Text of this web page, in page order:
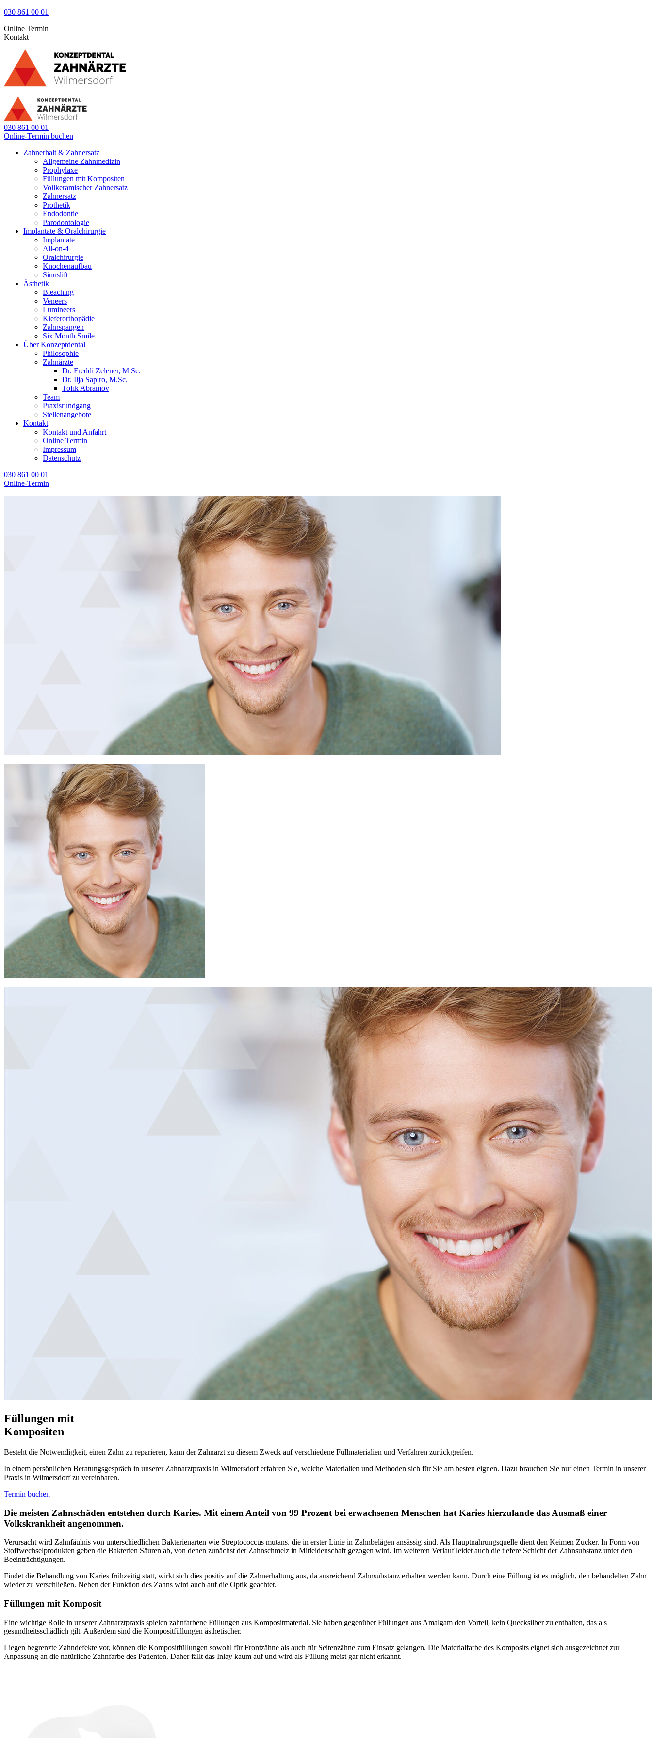
030 861 00 01
Online Termin
Kontakt
030 861 00 01
Online-Termin buchen
Zahnerhalt & Zahnersatz
Allgemeine Zahnmedizin
Prophylaxe
Füllungen mit Kompositen
Vollkeramischer Zahnersatz
Zahnersatz
Prothetik
Endodontie
Parodontologie
Implantate & Oralchirurgie
Implantate
All-on-4
Oralchirurgie
Knochenaufbau
Sinuslift
Ästhetik
Bleaching
Veneers
Lumineers
Kieferorthopädie
Zahnspangen
Six Month Smile
Über Konzeptdental
Philosophie
Zahnärzte
Dr. Freddi Zelener, M.Sc.
Dr. Ilja Sapiro, M.Sc.
Tofik Abramov
Team
Praxisrundgang
Stellenangebote
Kontakt
Kontakt und Anfahrt
Online Termin
Impressum
Datenschutz
030 861 00 01
Online-Termin
Füllungen mit
Kompositen
Besteht die Notwendigkeit, einen Zahn zu reparieren, kann der Zahnarzt zu diesem Zweck auf verschiedene Füllmaterialien und Verfahren zurückgreifen.
In einem persönlichen Beratungsgespräch in unserer Zahnarztpraxis in Wilmersdorf erfahren Sie, welche Materialien und Methoden sich für Sie am besten eignen. Dazu brauchen Sie nur einen Termin in unserer
Praxis in Wilmersdorf zu vereinbaren.
Termin buchen
Die meisten Zahnschäden entstehen durch Karies. Mit einem Anteil von 99 Prozent bei erwachsenen Menschen hat Karies hierzulande das Ausmaß einer
Volkskrankheit angenommen.
Verursacht wird Zahnfäulnis von unterschiedlichen Bakterienarten wie Streptococcus mutans, die in erster Linie in Zahnbelägen ansässig sind. Als Hauptnahrungsquelle dient den Keimen Zucker. In Form von
Stoffwechselprodukten geben die Bakterien Säuren ab, von denen zunächst der Zahnschmelz in Mitleidenschaft gezogen wird. Im weiteren Verlauf leidet auch die tiefere Schicht der Zahnsubstanz unter den
Beeinträchtigungen.
Findet die Behandlung von Karies frühzeitig statt, wirkt sich dies positiv auf die Zahnerhaltung aus, da ausreichend Zahnsubstanz erhalten werden kann. Durch eine Füllung ist es möglich, den behandelten Zahn
wieder zu verschließen. Neben der Funktion des Zahns wird auch auf die Optik geachtet.
Füllungen mit Komposit
Eine wichtige Rolle in unserer Zahnarztpraxis spielen zahnfarbene Füllungen aus Kompositmaterial. Sie haben gegenüber Füllungen aus Amalgam den Vorteil, kein Quecksilber zu enthalten, das als
gesundheitsschädlich gilt. Außerdem sind die Kompositfüllungen ästhetischer.
Liegen begrenzte Zahndefekte vor, können die Kompositfüllungen sowohl für Frontzähne als auch für Seitenzähne zum Einsatz gelangen. Die Materialfarbe des Komposits eignet sich ausgezeichnet zur
Anpassung an die natürliche Zahnfarbe des Patienten. Daher fällt das Inlay kaum auf und wird als Füllung meist gar nicht erkannt.